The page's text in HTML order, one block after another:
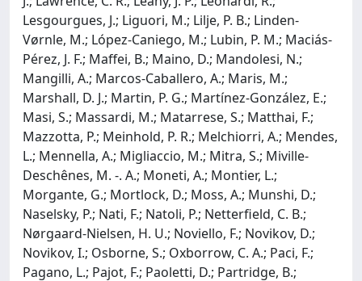
Lesgourgues, J.; Liguori, M.; Lilje, P. B.; Linden-
Vørnle, M.; López-Caniego, M.; Lubin, P. M.; Maciás-
Pérez, J. F.; Maffei, B.; Maino, D.; Mandolesi, N.;
Mangilli, A.; Marcos-Caballero, A.; Maris, M.;
Marshall, D. J.; Martin, P. G.; Martínez-González, E.;
Masi, S.; Massardi, M.; Matarrese, S.; Matthai, F.;
Mazzotta, P.; Meinhold, P. R.; Melchiorri, A.; Mendes,
L.; Mennella, A.; Migliaccio, M.; Mitra, S.; Miville-
Deschênes, M. -. A.; Moneti, A.; Montier, L.;
Morgante, G.; Mortlock, D.; Moss, A.; Munshi, D.;
Naselsky, P.; Nati, F.; Natoli, P.; Netterfield, C. B.;
Nørgaard-Nielsen, H. U.; Noviello, F.; Novikov, D.;
Novikov, I.; Osborne, S.; Oxborrow, C. A.; Paci, F.;
Pagano, L.; Pajot, F.; Paoletti, D.; Partridge, B.;